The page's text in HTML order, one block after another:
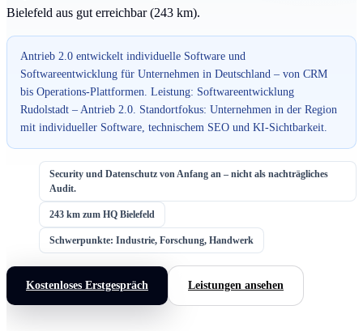
Bielefeld aus gut erreichbar (243 km).
Antrieb 2.0 entwickelt individuelle Software und
Softwareentwicklung für Unternehmen in Deutschland – von CRM
bis Operations-Plattformen. Leistung: Softwareentwicklung
Rudolstadt – Antrieb 2.0. Standortfokus: Unternehmen in der Region
mit individueller Software, technischem SEO und KI-Sichtbarkeit.
Security und Datenschutz von Anfang an – nicht als nachträgliches
Audit.
243 km zum HQ Bielefeld
Schwerpunkte: Industrie, Forschung, Handwerk
Kostenloses Erstgespräch Leistungen ansehen